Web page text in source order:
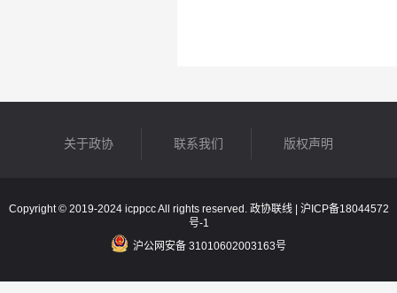
关于政协 联系我们 版权声明
Copyright © 2019-2024 icppcc All rights reserved. 政协联线 | 沪ICP备18044572
号-1
沪公网安备 31010602003163号